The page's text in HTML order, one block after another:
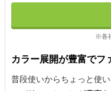
※各
カラー展開が豊富でフ
普段使いからちょっと使